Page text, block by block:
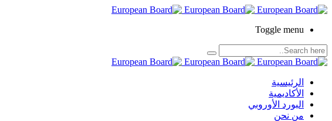
Toggle menu
الرئيسية
الأكاديمية
البورد الأوروبي
من نحن